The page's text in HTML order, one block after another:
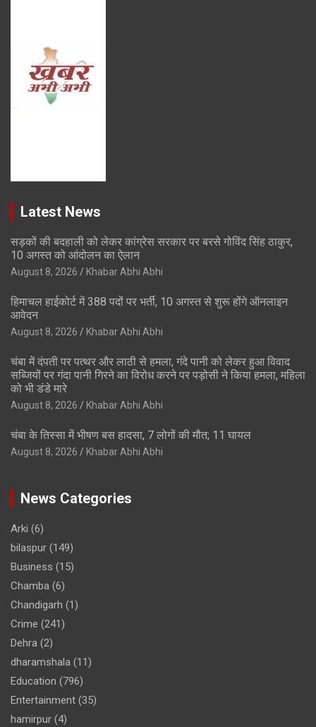
Latest News
सड़कों की बदहाली को लेकर कांग्रेस सरकार पर बरसे गोविंद सिंह ठाकुर,
10 अगस्त को आंदोलन का ऐलान
August 8, 2026 Khabar Abhi Abhi
हिमाचल हाईकोर्ट में 388 पदों पर भर्ती, 10 अगस्त से शुरू होंगे ऑनलाइन
आवेदन
August 8, 2026 Khabar Abhi Abhi
चंबा में दंपती पर पत्थर और लाठी से हमला, गंदे पानी को लेकर हुआ विवाद
सब्जियों पर गंदा पानी गिरने का विरोध करने पर पड़ोसी ने किया हमला, महिला
को भी डंडे मारे
August 8, 2026 Khabar Abhi Abhi
चंबा के तिस्सा में भीषण बस हादसा, 7 लोगों की मौत; 11 घायल
August 8, 2026 Khabar Abhi Abhi
News Categories
Arki (6)
bilaspur (149)
Business (15)
Chamba (6)
Chandigarh (1)
Crime (241)
Dehra (2)
dharamshala (11)
Education (796)
Entertainment (35)
hamirpur (4)